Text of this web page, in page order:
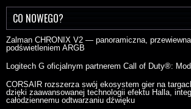
CO NOWEGO?
Zalman CHRONIX V2 — panoramiczna,
podświetleniem ARGB
Logitech G oficjalnym partnerem Call of Duty®:
CORSAIR rozszerza swój ekosystem gier na
dzięki zaawansowanej technologii efektu Halla,
całodziennemu odtwarzaniu dźwięku